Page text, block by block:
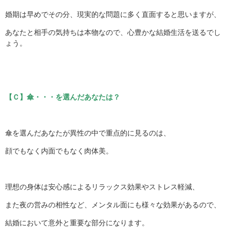
婚期は早めでその分、現実的な問題に多く直面すると思いますが、
あなたと相手の気持ちは本物なので、心豊かな結婚生活を送るでし
ょう。
【Ｃ】傘・・・を選んだあなたは？
傘を選んだあなたが異性の中で重点的に見るのは、
顔でもなく内面でもなく肉体美。
理想の身体は安心感によるリラックス効果やストレス軽減、
また夜の営みの相性など、メンタル面にも様々な効果があるので、
結婚において意外と重要な部分になります。